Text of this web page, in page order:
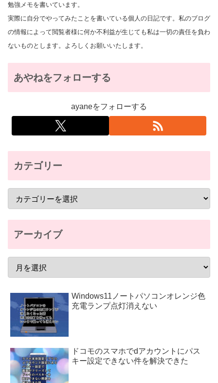
勉強メモを書いています。
実際に自分でやってみたことを書いている個人の日記です。私のブログ
の情報によって閲覧者様に何か不利益が生じても私は一切の責任を負わ
ないものとします。よろしくお願いいたします。
あやねをフォローする
ayaneをフォローする
カテゴリー
アーカイブ
Windows11ノートパソコンオレンジ色
充電ランプ点灯消えない
ドコモのスマホでdアカウントにパス
キー設定できない件を解決できた